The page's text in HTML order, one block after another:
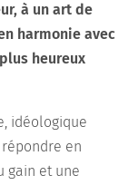
à un art de
harmonie avec
heureux
idéologique
en
gain et une